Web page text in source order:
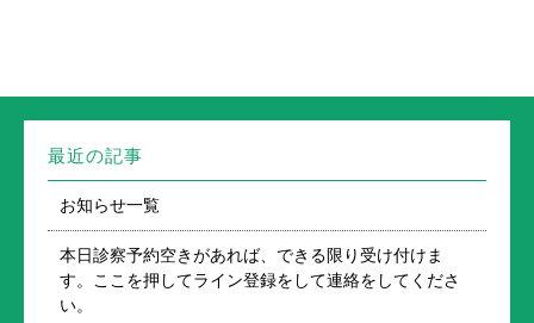
最近の記事
お知らせ一覧
本日診察予約空きがあれば、できる限り受け付けま
す。ここを押してライン登録をして連絡をしてくださ
い。